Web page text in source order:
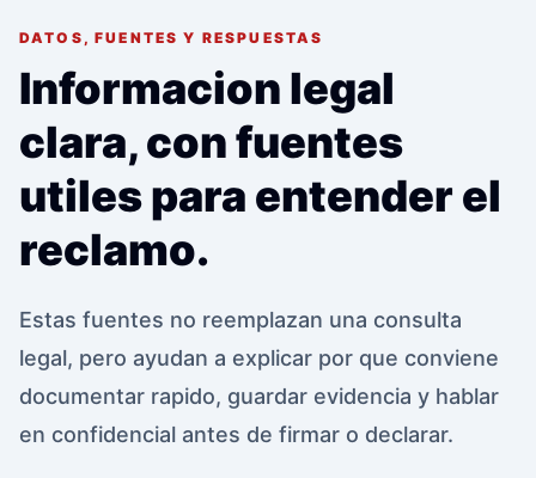
DATOS, FUENTES Y RESPUESTAS
Informacion legal
clara, con fuentes
utiles para entender el
reclamo.
Estas fuentes no reemplazan una consulta
legal, pero ayudan a explicar por que conviene
documentar rapido, guardar evidencia y hablar
en confidencial antes de firmar o declarar.